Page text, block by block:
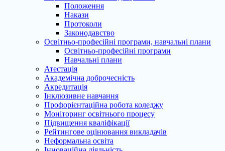
Положення
Накази
Протоколи
Законодавство
Освітньо-професійні програми, навчальні плани
Освітньо-професійні програми
Навчальні плани
Атестація
Академічна доброчесність
Акредитація
Інклюзивне навчання
Профорієнтаційна робота коледжу
Моніторинг освітнього процесу
Підвищення кваліфікації
Рейтингове оцінювання викладачів
Неформальна освіта